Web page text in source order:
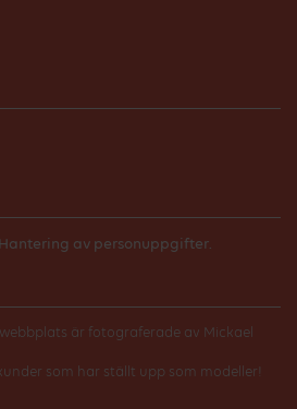
Hantering av personuppgifter.
är fotograferade av Mickael
som har ställt upp som modeller!